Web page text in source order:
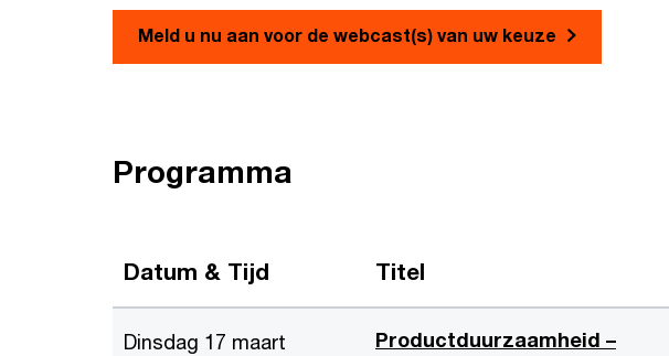
Meld u nu aan voor de webcast(s) van uw keuze
Programma
Datum & Tijd Titel
Dinsdag 17 maart
Productduurzaamheid –